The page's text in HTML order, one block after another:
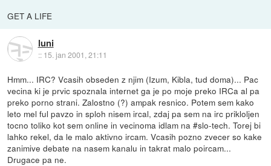
GET A LIFE
luni
:: 15. jan 2001, 21:11
Hmm... IRC? Vcasih obseden z njim (Izum, Kibla, tud doma)... Pac
vecina ki je prvic spoznala internet ga je po moje preko IRCa al pa
preko porno strani. Zalostno (?) ampak resnico. Potem sem kako
leto mel ful pavzo in sploh nisem ircal, zdaj pa sem na irc prikloljen
tocno toliko kot sem online in vecinoma idlam na #slo-tech. Torej bi
lahko rekel, da le malo aktivno ircam. Vcasih pozno zvecer so kake
zanimive debate na nasem kanalu in takrat malo poircam...
Drugace pa ne.